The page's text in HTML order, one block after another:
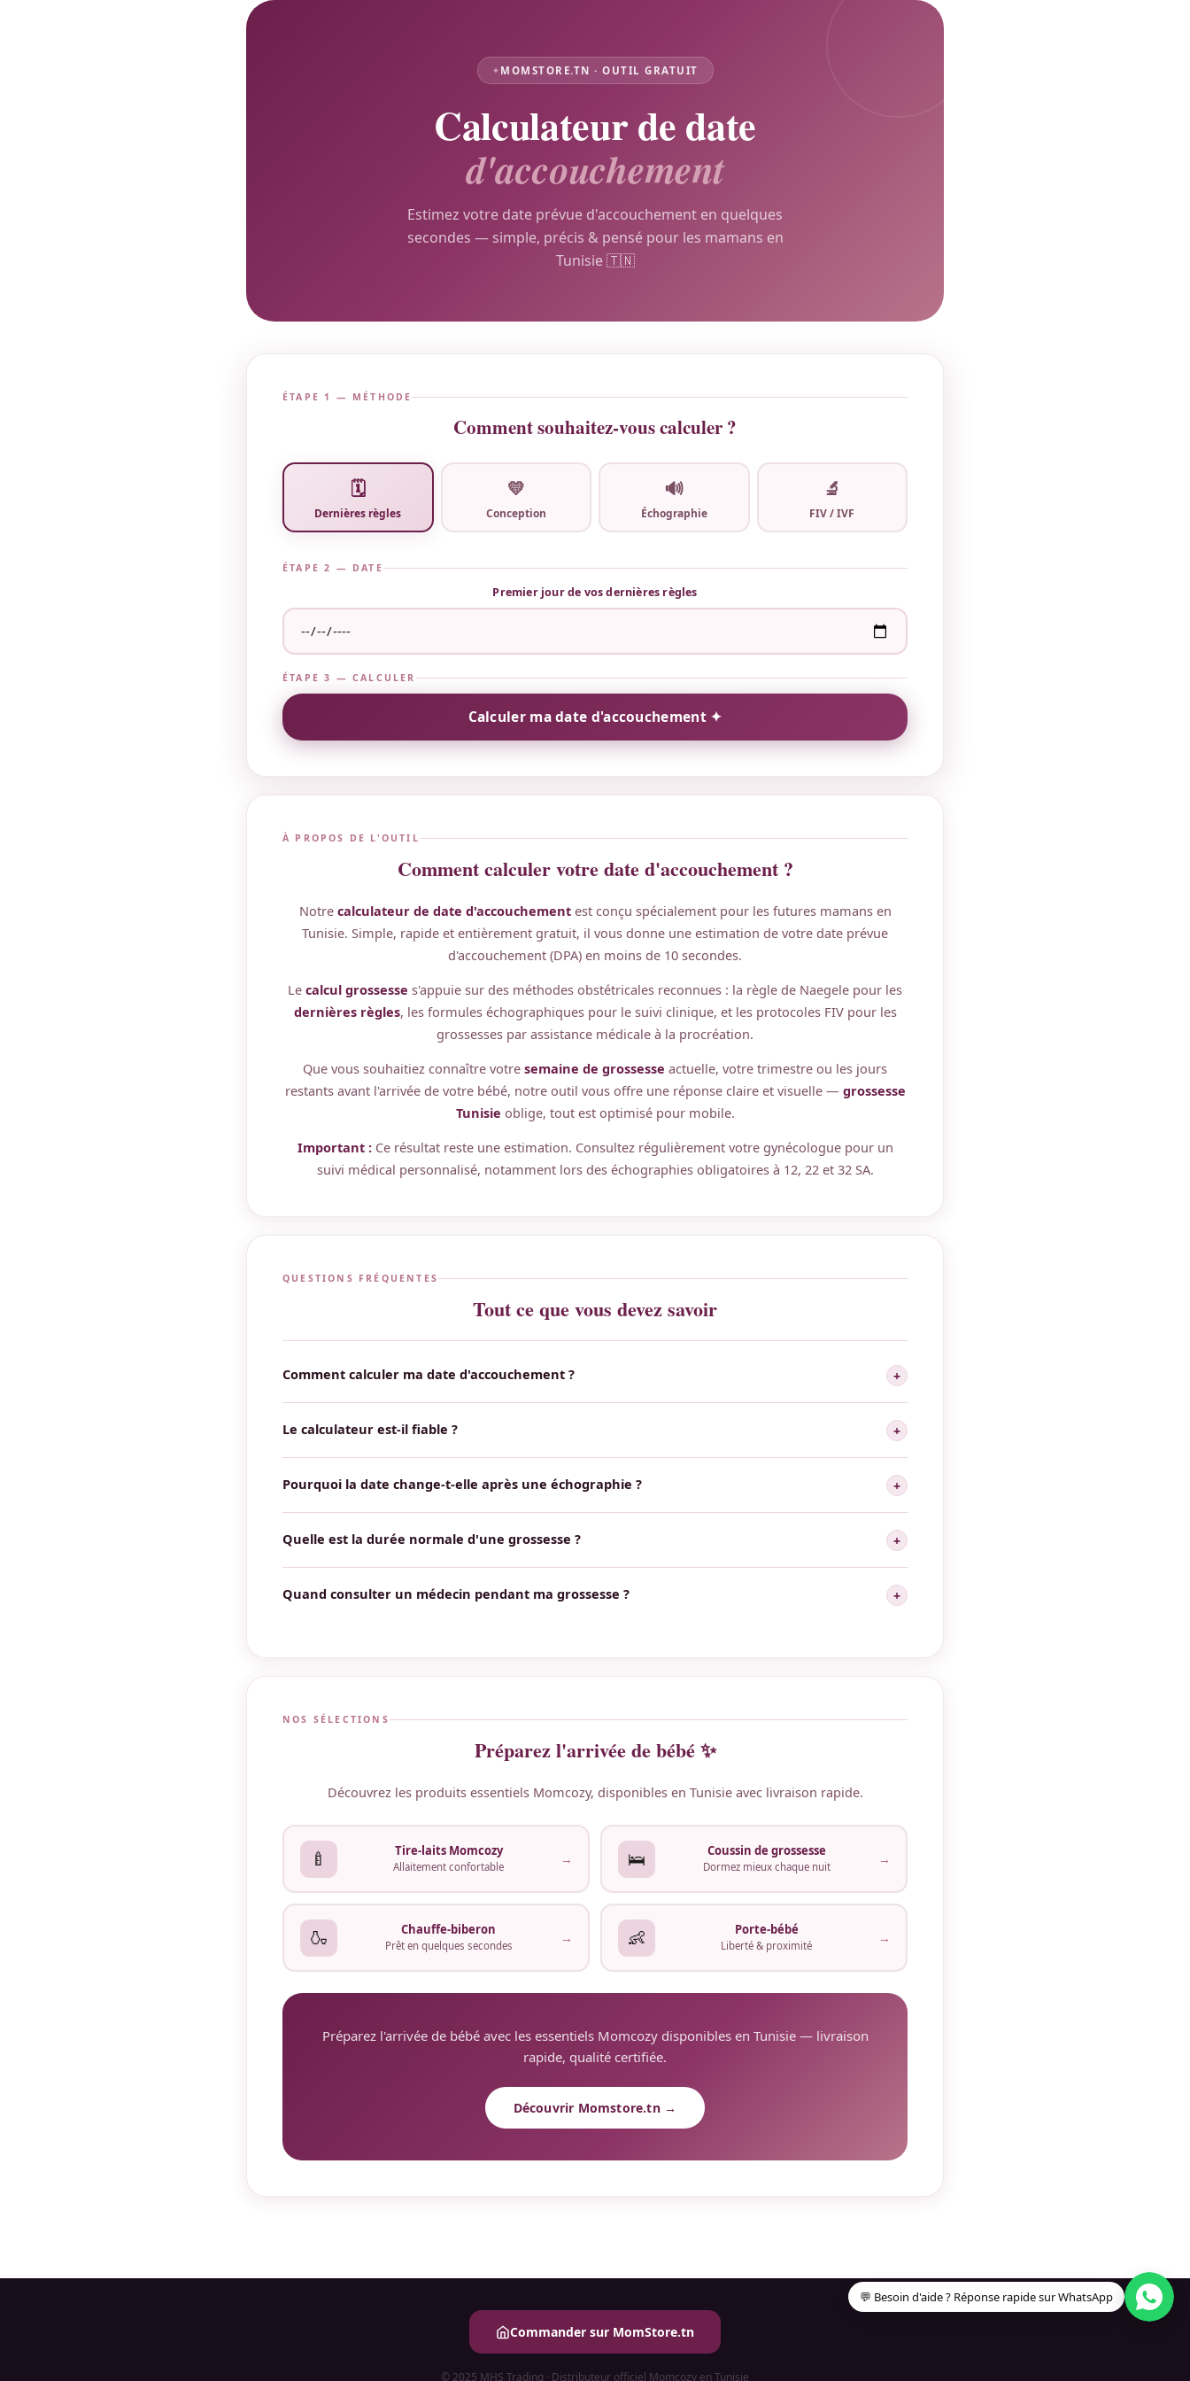
MOMSTORE.TN · OUTIL GRATUIT
Calculateur de date
d'accouchement
Estimez votre date prévue d'accouchement en quelques
secondes — simple, précis & pensé pour les mamans en
Tunisie 🇹🇳
ÉTAPE 1 — MÉTHODE
Comment souhaitez-vous calculer ?
🗓
Dernières règles
💛
Conception
🔊
Échographie
🔬
FIV / IVF
ÉTAPE 2 — DATE
Premier jour de vos dernières règles
ÉTAPE 3 — CALCULER
Calculer ma date d'accouchement ✦
À PROPOS DE L'OUTIL
Comment calculer votre date d'accouchement ?
Notre calculateur de date d'accouchementest conçu spécialement pour les futures mamans en
Tunisie. Simple, rapide et entièrement gratuit, il vous donne une estimation de votre date prévue
d'accouchement (DPA) en moins de 10 secondes.
Le calcul grossesse s'appuie sur des méthodes obstétricales reconnues : la règle de Naegele pour les
dernières règles, les formules échographiques pour le suivi clinique, et les protocoles FIV pour les
grossesses par assistance médicale à la procréation.
Que vous souhaitiez connaître votre semaine de grossesse actuelle, votre trimestre ou les jours
restants avant l'arrivée de votre bébé, notre outil vous offre une réponse claire et visuelle — grossesse
Tunisie oblige, tout est optimisé pour mobile.
Important :Ce résultat reste une estimation. Consultez régulièrement votre gynécologue pour un
suivi médical personnalisé, notamment lors des échographies obligatoires à 12, 22 et 32 SA.
QUESTIONS FRÉQUENTES
Tout ce que vous devez savoir
Comment calculer ma date d'accouchement ? +
Vous pouvez aussi utiliser la date de conception (+266 jours), les données de votre échographie, ou le protocole
Le calculateur est-il fiable ? +
grossesse est unique : seul un professionnel de santé peut confirmer votre date prévue d'accouchement après
un examen clinique complet et des échographies de suivi.
Pourquoi la date change-t-elle après une échographie ? +
irréguliers. La date post-échographie est généralement plus précise.
Quelle est la durée normale d'une grossesse ? +
règles. Un bébé né entre 37 et 42 SA est considéré à terme. Avant 37 SA, on parle de prématurité ; après 42
SA, de grossesse prolongée.
Quand consulter un médecin pendant ma grossesse ? +
NOS SÉLECTIONS
Préparez l'arrivée de bébé ✨
Découvrez les produits essentiels Momcozy, disponibles en Tunisie avec livraison rapide.
🍼 Tire-laits Momcozy
Allaitement confortable → 🛌 Coussin de grossesse
Dormez mieux chaque nuit →
🍶 Chauffe-biberon
Prêt en quelques secondes → 👶 Porte-bébé
Liberté & proximité →
Préparez l'arrivée de bébé avec les essentiels Momcozy disponibles en Tunisie — livraison
rapide, qualité certifiée.
Découvrir Momstore.tn →
Commander sur MomStore.tn
© 2025 MHS Trading · Distributeur officiel Momcozy en Tunisie
💬 Besoin d'aide ? Réponse rapide sur WhatsApp